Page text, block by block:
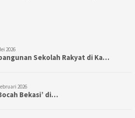
2026
Sekolah Rakyat di Ka…
2026
Bekasi’ di…